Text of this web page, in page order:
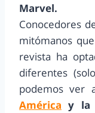
Marvel.
Conocedores
mitómanos
revista ha
diferentes
podemos ver
América y la